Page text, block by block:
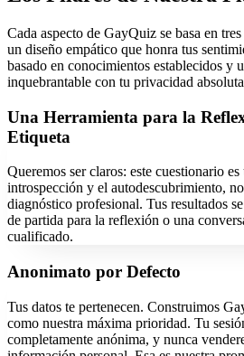
Cada aspecto de GayQuiz se basa en
un diseño empático que honra tus
basado en conocimientos establecidos y
inquebrantable con tu privacidad
Una Herramienta para la
Etiqueta
Queremos ser claros: este cuestionario
introspección y el autodescubrimiento,
diagnóstico profesional. Tus resultados
de partida para la reflexión o una
cualificado.
Anonimato por Defecto
Tus datos te pertenecen. Construimos
como nuestra máxima prioridad. Tu
completamente anónima, y nunca